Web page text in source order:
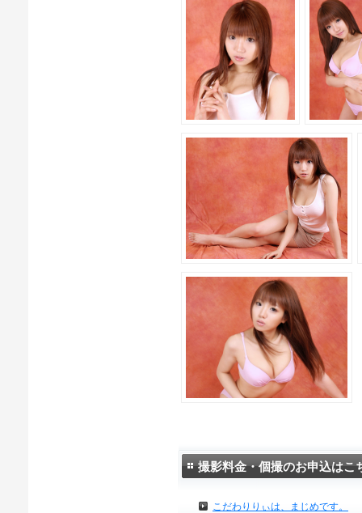
撮影料金・個撮のお申込はこ
こだわりりぃは、まじめです。